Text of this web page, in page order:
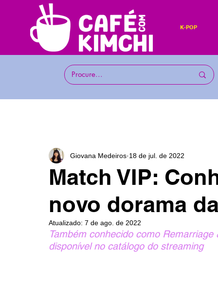
K-POP
Match VIP:
novo dorama
Giovana Medeiros 18 de jul. de 2022
Atualizado: 7 de ago. de 2022
Também conhecido como
disponível no catálogo do streaming